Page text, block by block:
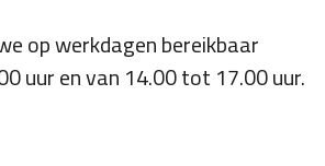
op werkdagen bereikbaar
uur en van 14.00 tot 17.00 uur.